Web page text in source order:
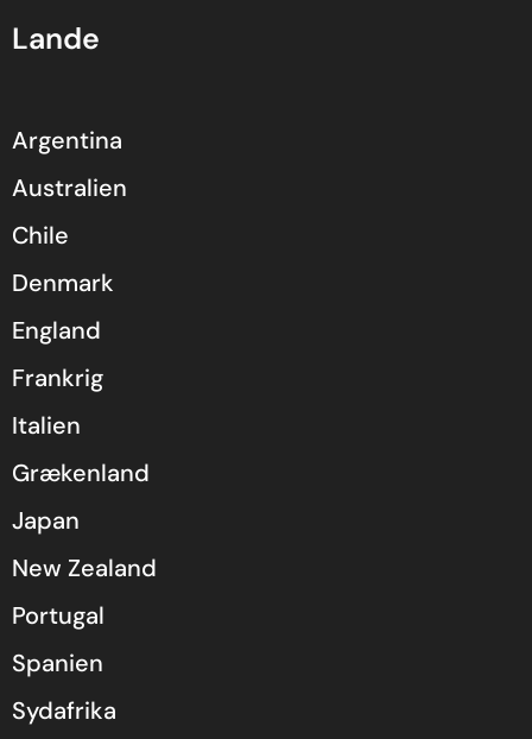
Lande
Argentina
Australien
Chile
Denmark
England
Frankrig
Italien
Grækenland
Japan
New Zealand
Portugal
Spanien
Sydafrika